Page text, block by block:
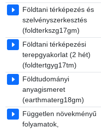
Földtani térképezés és
szelvényszerkesztés
(foldterkszg17gm)
Földtani térképezési
terepgyakorlat (2 hét)
(foldtertgyg17tm)
Földtudományi
anyagismeret
(earthmaterg18gm)
Független növekményű
folyamatok,